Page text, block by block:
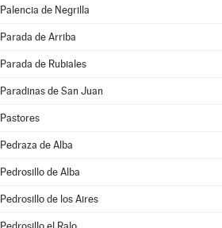
Palencia de Negrilla
Parada de Arriba
Parada de Rubiales
Paradinas de San Juan
Pastores
Pedraza de Alba
Pedrosillo de Alba
Pedrosillo de los Aires